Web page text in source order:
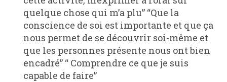
quelque chose qui m’a plu” “Que la
conscience de soi est importante et que ça
nous permet de se découvrir soi-même et
que les personnes présente nous ont bien
encadré” “ Comprendre ce que je suis
capable de faire”